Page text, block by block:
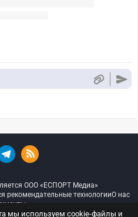
ООО «ЕСПОРТ Медиа»
рекомендательные технологииО нас
мы используем cookie-файлы и